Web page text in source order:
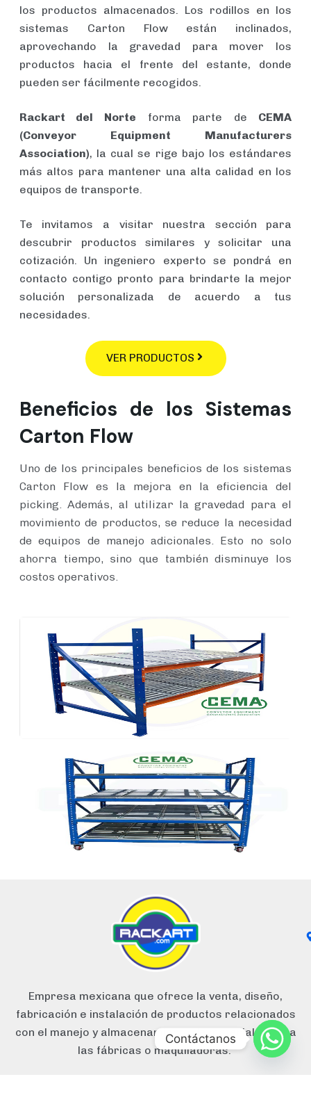
los productos almacenados. Los rodillos en los
sistemas Carton Flow están inclinados,
aprovechando la gravedad para mover los
productos hacia el frente del estante, donde
pueden ser fácilmente recogidos.
Rackart del Norte forma parte de CEMA
(Conveyor Equipment
Manufacturers
Association), la cual se rige bajo los estándares
más altos para mantener una alta calidad en los
equipos de transporte.
Te invitamos a visitar nuestra sección para
descubrir productos similares y solicitar una
cotización. Un ingeniero experto se pondrá en
contacto contigo pronto para brindarte la mejor
solución personalizada de acuerdo a tus
necesidades.
VER PRODUCTOS
Beneficios de los Sistemas
Carton Flow
Uno de los principales beneficios de los sistemas
Carton Flow es la mejora en la eficiencia del
picking. Además, al utilizar la gravedad para el
movimiento de productos, se reduce la necesidad
de equipos de manejo adicionales. Esto no solo
ahorra tiempo, sino que también disminuye los
costos operativos.
Empresa mexicana que ofrece la venta, diseño,
fabricación e instalación de productos relacionados
con el manejo y almacenamiento de materiales para
las fábricas o maquiladoras.
Contáctanos